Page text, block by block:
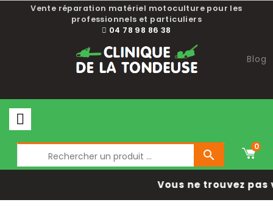
Vente réparation matériel motoculture pour les
professionnels et particuliers
04 78 98 86 38
Blog

0
Vous ne trouvez pas